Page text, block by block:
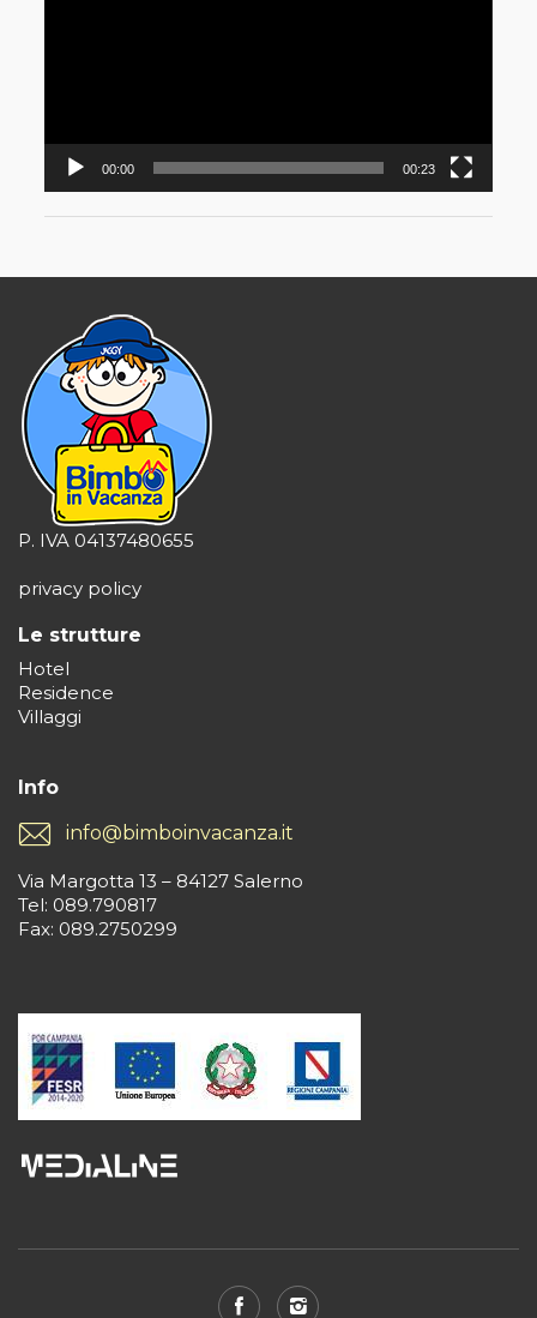
00:00 00:23
P. IVA 04137480655
privacy policy
Le strutture
Hotel
Residence
Villaggi
Info
info@bimboinvacanza.it
Via Margotta 13 – 84127 Salerno
Tel: 089.790817
Fax: 089.2750299